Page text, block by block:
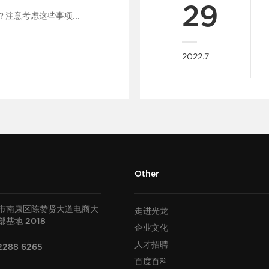
注意考虑这些事项... 29
2022.7
南康区陈赞贤大道电商大
基地 2018
6265
Other
走进光龙
企业文化
人才招聘
百度百科